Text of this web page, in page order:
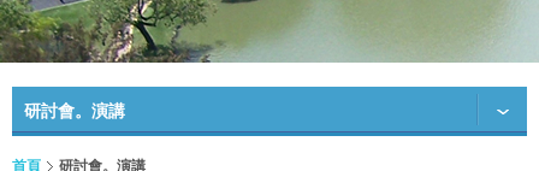
研討會。演講
首頁 研討會。演講